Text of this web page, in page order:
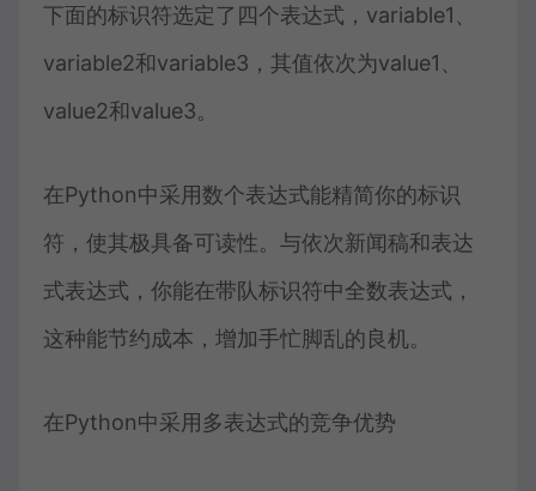
下面的标识符选定了四个表达式，variable1、
variable2和variable3，其值依次为value1、
value2和value3。
在Python中采用数个表达式能精简你的标识
符，使其极具备可读性。与依次新闻稿和表达
式表达式，你能在带队标识符中全数表达式，
这种能节约成本，增加手忙脚乱的良机。
在Python中采用多表达式的竞争优势